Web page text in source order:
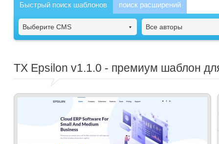
Быстрый поиск шаблонов поиск расширений
Выберите CMS Все авторы
TX Epsilon v1.1.0 - премиум шаблон